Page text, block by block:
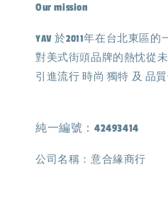
Our mission
YAV 於2011年在台北東區
對美式街頭品牌的熱忱從
引進流行 時尚 獨特 及 品
純一編號：42493414
公司名稱：意合緣商行